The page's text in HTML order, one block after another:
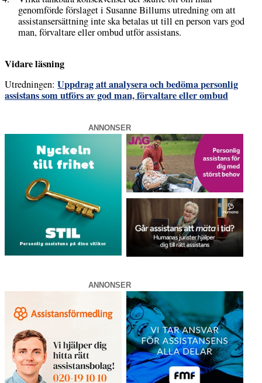
genomförde förslaget i Susanne Billums utredning om att
assistansersättning inte ska betalas ut till en person vars god
man, förvaltare eller ombud utför assistans.
Vidare läsning
Utredningen: Uppdrag att analysera och bedöma personlig
assistans som utförs av god man, förvaltare eller ombud
ANNONSER
ANNONSER